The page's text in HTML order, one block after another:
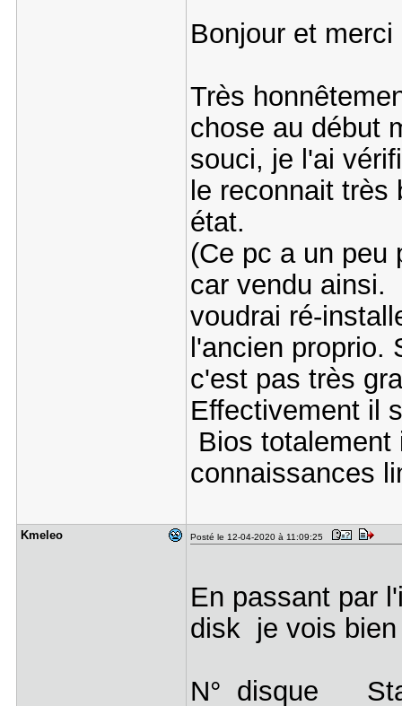
Bonjour et
Très
chose au début
souci, je l'ai
le reconnait
état.
(Ce pc a un peu
car vendu ainsi.
voudrai ré-
l'ancien proprio.
c'est pas très
Effectivement il
Bios
connaissances
Kmeleo Posté le 12-04-2020 à 11:09:25
En passant par
disk je vois
N°